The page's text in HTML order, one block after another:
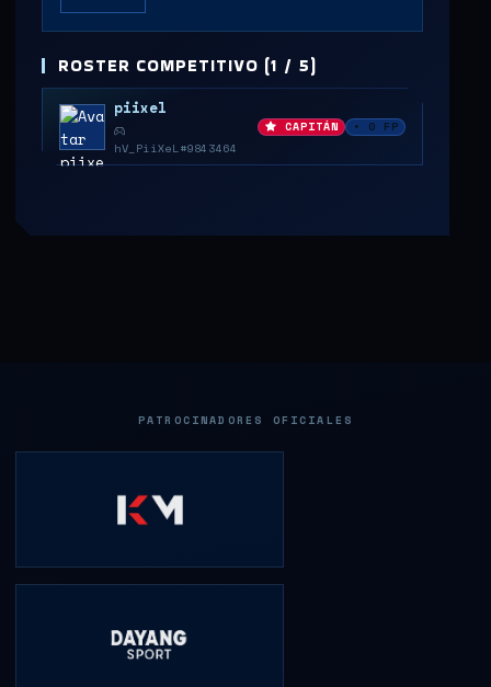
ROSTER COMPETITIVO (1 / 5)
piixel
hV_PiiXeL#9843464
CAPITÁN • 0 FP
PATROCINADORES OFICIALES